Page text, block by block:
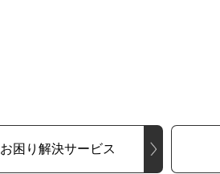
お困り解決サービス